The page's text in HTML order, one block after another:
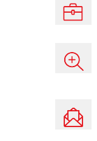
Is
To Recap